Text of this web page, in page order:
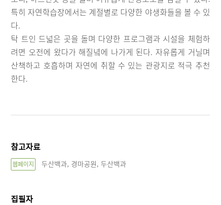
특히 자연학습장에서는 계절별로 다양한 야생화들을 볼 수 있
다.
탁 트인 드넓은 곳을 돌며 다양한 프로그램과 시설을 체험하
려면 오전에 왔다가 해질녘에 나가게 된다. 자유롭게 거닐며
산책하고 호흡하며 자연에 취할 수 있는 관광지로 적극 추천
한다.
참고자료
웹페이지 두산백과, 경마공원, 두산백과
집필자